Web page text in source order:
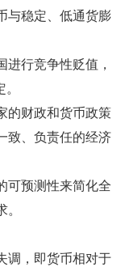
与稳定、低通货膨
进行竞争性贬值，
的财政和货币政策
致、负责任的经济
可预测性来简化全
调，即货币相对于